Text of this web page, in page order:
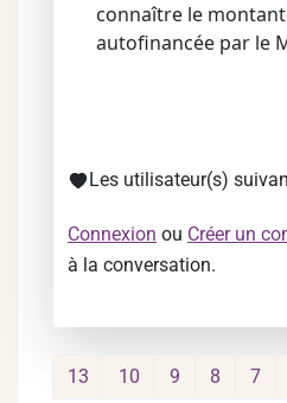
connaître le
autofinancée par le
Les utilisateur(s)
Connexion ou Créer un
à la conversation.
7
8
9
10
13